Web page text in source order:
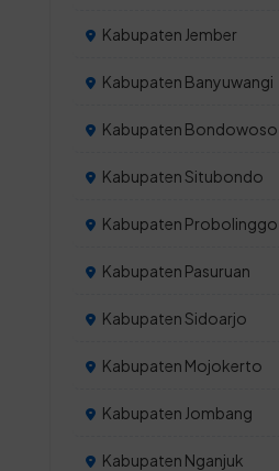
Kabupaten Jember
Kabupaten Banyuwangi
Kabupaten Bondowoso
Kabupaten Situbondo
Kabupaten Probolinggo
Kabupaten Pasuruan
Kabupaten Sidoarjo
Kabupaten Mojokerto
Kabupaten Jombang
Kabupaten Nganjuk